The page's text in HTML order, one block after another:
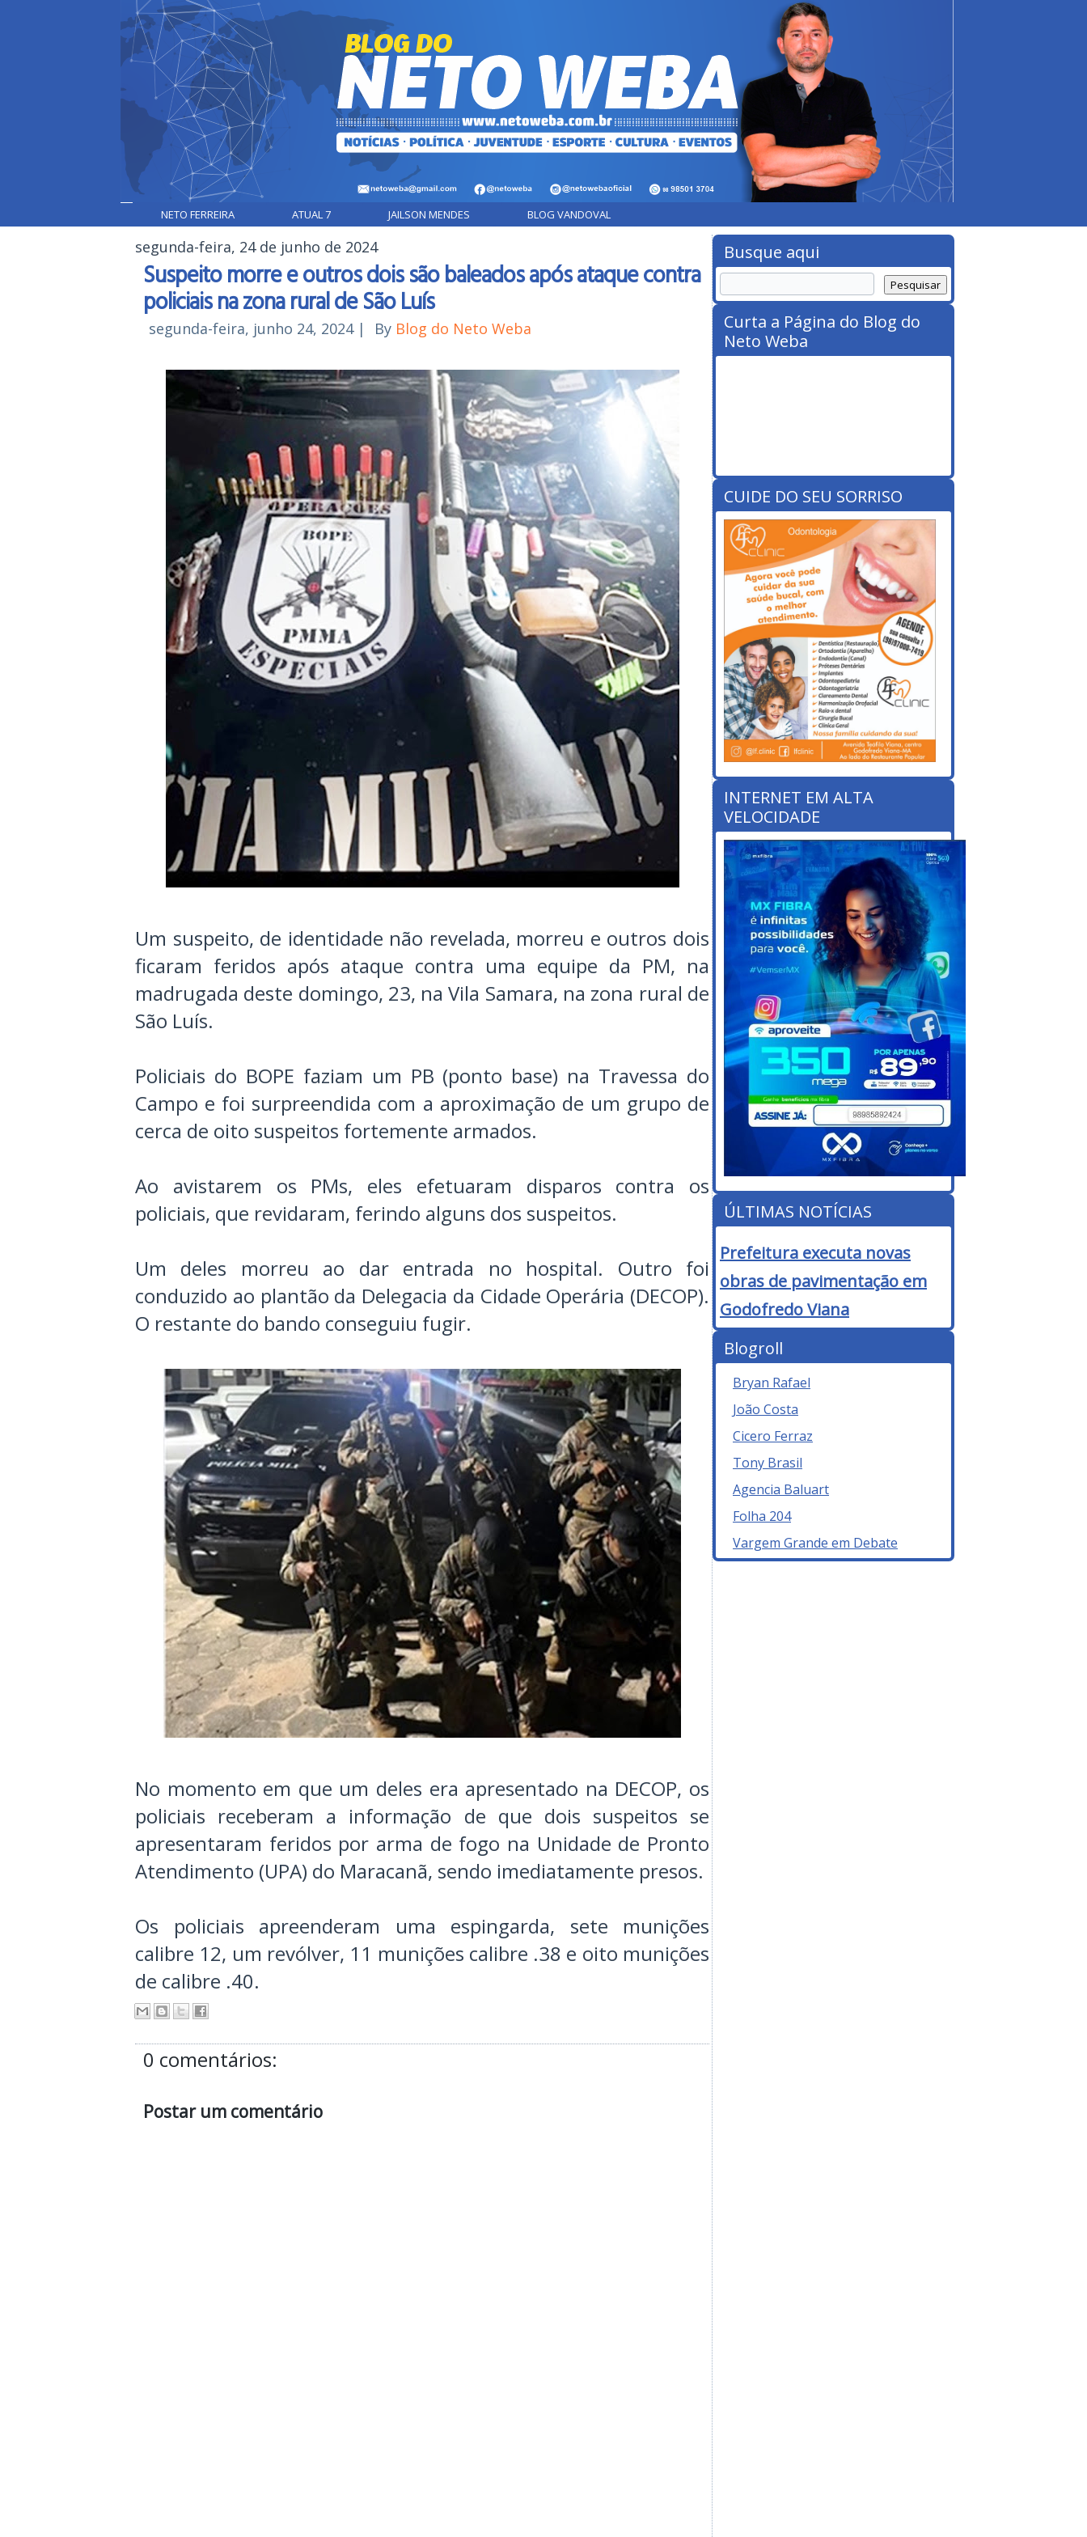
NETO FERREIRA ATUAL 7 JAILSON MENDES BLOG VANDOVAL
segunda-feira, 24 de junho de 2024
Suspeito morre e outros dois são baleados após ataque contra
policiais na zona rural de São Luís
segunda-feira, junho 24, 2024| By Blog do Neto Weba
Um suspeito, de identidade não revelada, morreu e outros dois
ficaram feridos após ataque contra uma equipe da PM, na
madrugada deste domingo, 23, na Vila Samara, na zona rural de
São Luís.
Policiais do BOPE faziam um PB (ponto base) na Travessa do
Campo e foi surpreendida com a aproximação de um grupo de
cerca de oito suspeitos fortemente armados.
Ao avistarem os PMs, eles efetuaram disparos contra os
policiais, que revidaram, ferindo alguns dos suspeitos.
Um deles morreu ao dar entrada no hospital. Outro foi
conduzido ao plantão da Delegacia da Cidade Operária (DECOP).
O restante do bando conseguiu fugir.
No momento em que um deles era apresentado na DECOP, os
policiais receberam a informação de que dois suspeitos se
apresentaram feridos por arma de fogo na Unidade de Pronto
Atendimento (UPA) do Maracanã, sendo imediatamente presos.
Os policiais apreenderam uma espingarda, sete munições
calibre 12, um revólver, 11 munições calibre .38 e oito munições
de calibre .40.
0 comentários:
Postar um comentário
Busque aqui
Curta a Página do Blog do
Neto Weba
CUIDE DO SEU SORRISO
INTERNET EM ALTA
VELOCIDADE
ÚLTIMAS NOTÍCIAS
Prefeitura executa novas
obras de pavimentação em
Godofredo Viana
Blogroll
Bryan Rafael
João Costa
Cicero Ferraz
Tony Brasil
Agencia Baluart
Folha 204
Vargem Grande em Debate